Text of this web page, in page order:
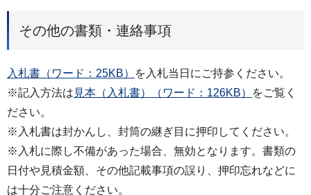
その他の書類・連絡事項
入札書（ワード：25KB）
を入札当日にご持参ください。
※記入方法は 見本（入札書）（ワード：126KB）
をご覧く
ださい。
※入札書は封かんし、封筒の継ぎ目に押印してください。
※入札に際し不備があった場合、無効となります。書類の
日付や見積金額、その他記載事項の誤り、押印忘れなどに
は十分ご注意ください。